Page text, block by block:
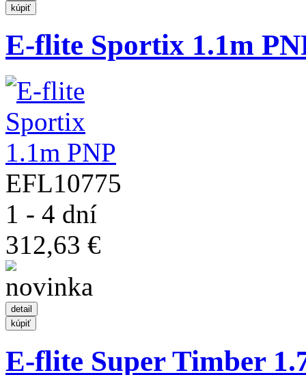
E-flite Sportix 1.1m
EFL10775
1 - 4 dní
312,63 €
E-flite Super Timber